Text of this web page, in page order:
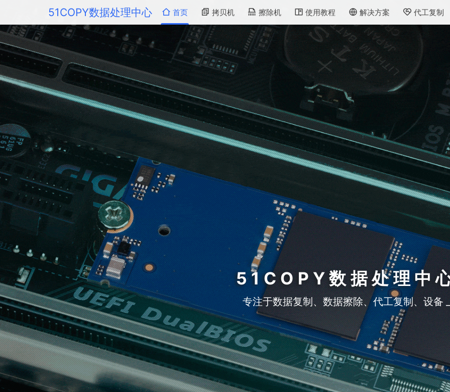
51COPY数据处理中心 首页 拷贝机 擦除机 使用教程 解决方案 代工复制
51COPY数据处理中
专注于数据复制、数据擦除、代工复制、设备租